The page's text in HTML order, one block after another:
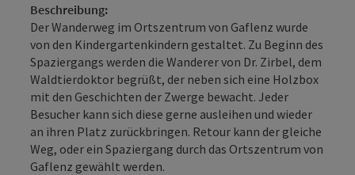
Beschreibung:
Der Wanderweg im Ortszentrum von Gaflenz wurde
von den Kindergartenkindern gestaltet. Zu Beginn des
Spaziergangs werden die Wanderer von Dr. Zirbel, dem
Waldtierdoktor begrüßt, der neben sich eine Holzbox
mit den Geschichten der Zwerge bewacht. Jeder
Besucher kann sich diese gerne ausleihen und wieder
an ihren Platz zurückbringen. Retour kann der gleiche
Weg, oder ein Spaziergang durch das Ortszentrum von
Gaflenz gewählt werden.